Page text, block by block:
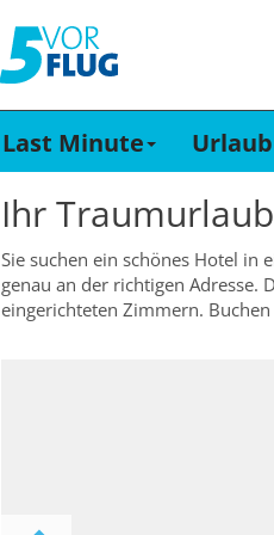
Last Minute Urlaub
Ihr
Sie suchen ein schönes Hotel in
genau an der richtigen Adresse.
eingerichteten Zimmern.